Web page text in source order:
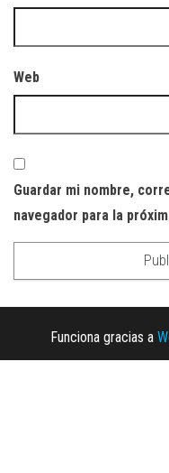
Web
Guardar mi nombre,
navegador para la
Funciona gracias a